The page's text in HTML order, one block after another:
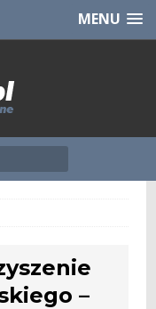
CHCĘ [klik]MENU
–